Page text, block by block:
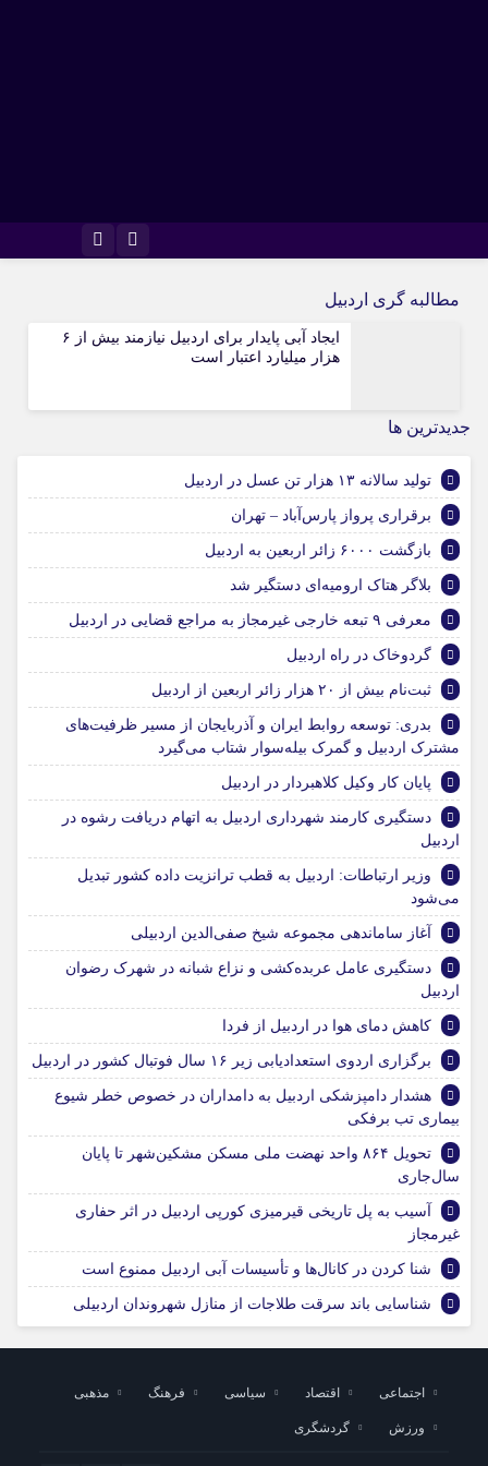
مطالبه گری اردبیل
ایجاد آبی پایدار برای اردبیل نیازمند بیش از ۶
هزار میلیارد اعتبار است
جديدترين ها
تولید سالانه ۱۳ هزار تن عسل در اردبیل
برقراری پرواز پارس‌آباد – تهران
بازگشت ۶۰۰۰ زائر اربعین به اردبیل
بلاگر هتاک ارومیه‌ای دستگیر شد
معرفی ۹ تبعه خارجی غیرمجاز به مراجع قضایی در اردبیل
گردوخاک در راه اردبیل
ثبت‌نام بیش از ۲۰ هزار زائر اربعین از اردبیل
بدری: توسعه روابط ایران و آذربایجان از مسیر ظرفیت‌های
مشترک اردبیل و گمرک بیله‌سوار شتاب می‌گیرد
پایان کار وکیل کلاهبردار در اردبیل
دستگیری کارمند شهرداری اردبیل به اتهام دریافت رشوه در
اردبیل
وزیر ارتباطات: اردبیل به قطب ترانزیت داده کشور تبدیل
می‌شود
آغاز ساماندهی مجموعه شیخ صفی‌الدین اردبیلی
دستگیری عامل عربده‌کشی و نزاع شبانه در شهرک رضوان
اردبیل
کاهش دمای هوا در اردبیل از فردا
برگزاری اردوی استعدادیابی زیر ۱۶ سال فوتبال کشور در اردبیل
هشدار دامپزشکی اردبیل به دامداران در خصوص خطر شیوع
بیماری تب برفکی
تحویل ۸۶۴ واحد نهضت ملی مسکن مشکین‌شهر تا پایان
سال‌جاری
آسیب به پل تاریخی قیرمیزی کورپی اردبیل در اثر حفاری
غیرمجاز
شنا کردن در کانال‌ها و تأسیسات آبی اردبیل ممنوع است
شناسایی باند سرقت طلاجات از منازل شهروندان اردبیلی
اجتماعی اقتصاد سیاسی فرهنگ مذهبی
ورزش گردشگری